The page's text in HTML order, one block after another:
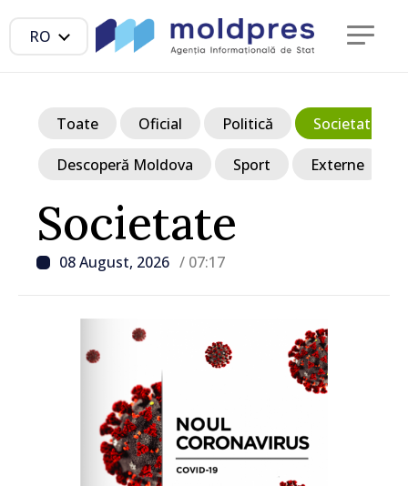
RO
Societate
08 August, 2026 / 07:17
Toate Oficial Politică Societate
Descoperă Moldova Sport Externe